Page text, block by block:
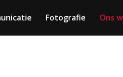
Fotografie Ons